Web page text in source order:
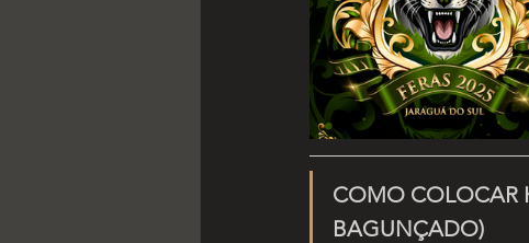
COMO COLOCAR
BAGUNÇADO)